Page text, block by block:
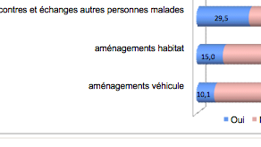
L’ARTHROSE
L’ARTHROSE
L’ARTHROSE
ÊTRE ÉVITÉE
L’ARTHROSE SE
SOIGNE
LA RECHERCHE
EN MARCHE
EN SAVOIR PLUS